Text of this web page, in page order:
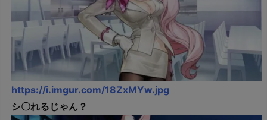
https://i.imgur.com/18ZxMYw.jpg
シ〇れるじゃん？